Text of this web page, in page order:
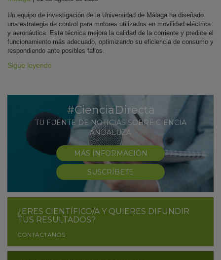
Un equipo de investigación de la Universidad de Málaga ha diseñado
una estrategia de control para motores utilizados en movilidad eléctrica
y aeronáutica. Esta técnica mejora la calidad de la corriente y predice el
funcionamiento más adecuado, optimizando su eficiencia de consumo y
respondiendo ante posibles fallos.
Sigue leyendo
#CienciaDirecta
TU FUENTE DE NOTICIAS SOBRE CIENCIA
ANDALUZA
MÁS INFORMACIÓN
SUSCRÍBETE
¿ERES CIENTÍFICO/A Y QUIERES DIFUNDIR
TUS RESULTADOS?
CONTÁCTANOS